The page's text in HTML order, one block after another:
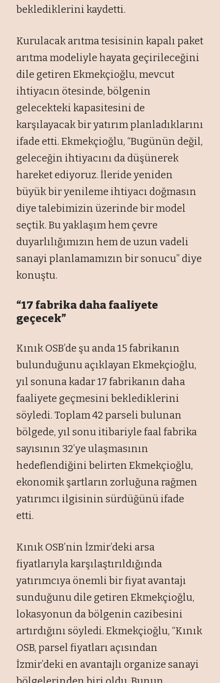
beklediklerini kaydetti.
Kurulacak arıtma tesisinin kapalı paket
arıtma modeliyle hayata geçirileceğini
dile getiren Ekmekçioğlu, mevcut
ihtiyacın ötesinde, bölgenin
gelecekteki kapasitesini de
karşılayacak bir yatırım planladıklarını
ifade etti. Ekmekçioğlu, “Bugünün değil,
geleceğin ihtiyacını da düşünerek
hareket ediyoruz. İleride yeniden
büyük bir yenileme ihtiyacı doğmasın
diye talebimizin üzerinde bir model
seçtik. Bu yaklaşım hem çevre
duyarlılığımızın hem de uzun vadeli
sanayi planlamamızın bir sonucu” diye
konuştu.
“17 fabrika daha faaliyete
geçecek”
Kınık OSB’de şu anda 15 fabrikanın
bulunduğunu açıklayan Ekmekçioğlu,
yıl sonuna kadar 17 fabrikanın daha
faaliyete geçmesini beklediklerini
söyledi. Toplam 42 parseli bulunan
bölgede, yıl sonu itibariyle faal fabrika
sayısının 32’ye ulaşmasının
hedeflendiğini belirten Ekmekçioğlu,
ekonomik şartların zorluğuna rağmen
yatırımcı ilgisinin sürdüğünü ifade
etti.
Kınık OSB’nin İzmir’deki arsa
fiyatlarıyla karşılaştırıldığında
yatırımcıya önemli bir fiyat avantajı
sunduğunu dile getiren Ekmekçioğlu,
lokasyonun da bölgenin cazibesini
artırdığını söyledi. Ekmekçioğlu, “Kınık
OSB, parsel fiyatları açısından
İzmir’deki en avantajlı organize sanayi